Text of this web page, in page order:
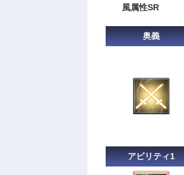
風属性SR
奥義
アビリティ1